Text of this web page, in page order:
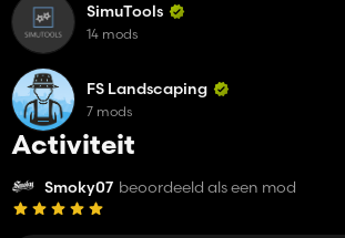
Activiteit
Smoky07 beoordeeld als een mod
SimuTools
14 mods
FS Landscaping
7 mods